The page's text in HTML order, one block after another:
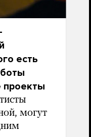
есть
проекты
могут